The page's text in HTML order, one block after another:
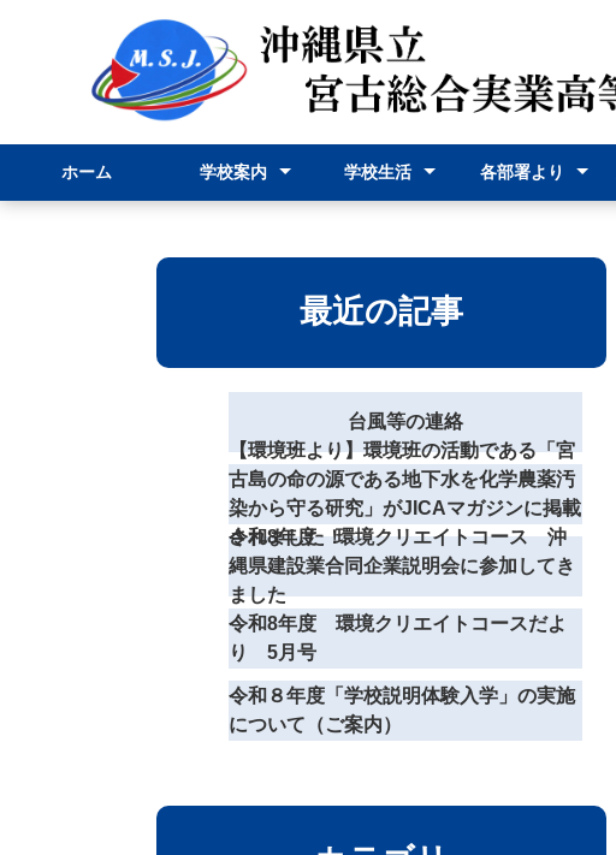
ホーム 学校案内 学校生活 各部署より
最近の記事
台風等の連絡
【環境班より】環境班の活動である「宮
古島の命の源である地下水を化学農薬汚
染から守る研究」がJICAマガジンに掲載
されました！
令和8年度 環境クリエイトコース 沖
縄県建設業合同企業説明会に参加してき
ました
令和8年度 環境クリエイトコースだよ
り 5月号
令和８年度「学校説明体験入学」の実施
について（ご案内）